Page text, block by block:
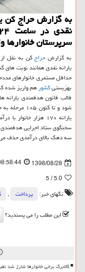
به گزارش حراج كن
سرپرستان
به گزارش حراجكن به نقل از
حداقل مستمری خانوارهای
بهزیستیكشورهم واریز شده
قالب قانون هدفمندی یارانه ها از آذر ۱۳۸۹ تابحال به
شود و تا
یارانه ۱۷۰ هزار
سخنگوی ستاد اجرایی هدفمندی
سه دهك بالای درآمدی حذف
1398/08/28
5.0
/ 5
تگهای خبر:
پرداخت ,
این مطلب را می پسندید؟
کالابرگ برخی خانوارها شارژ شد